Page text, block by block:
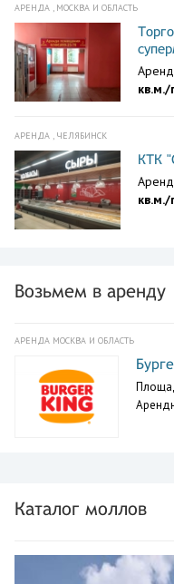
АРЕНДА , МОСКВА И ОБЛАСТЬ
кв.м./
АРЕНДА , ЧЕЛЯБИНСК
КТК
кв.м./
Возьмем в аренду
АРЕНДА МОСКВА И ОБЛАСТЬ
Каталог моллов